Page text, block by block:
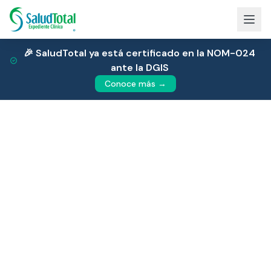
🎉 SaludTotal ya está certificado en la NOM-024
ante la DGIS
Conoce más →